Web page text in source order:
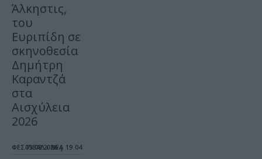
Άλκηστις,
του
Ευριπίδη σε
σκηνοθεσία
Δημήτρη
Καραντζά
στα
Αισχύλεια
2026
ΦΕΣΤΙΒΑΛ / ΝΕΑ
05.08.2026 | 19.04